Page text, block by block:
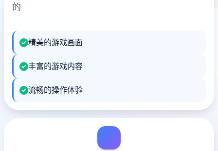
的
精美的游戏画面
丰富的游戏内容
流畅的操作体验